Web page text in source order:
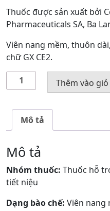
Thuốc được sản xuất bởi
Pharmaceuticals SA, Ba
Viên nang mềm, thuôn
chữ GX CE2.
Thuốc
Avodart
mg
Thêm vào
Mô tả
Mô tả
Nhóm thuốc: Thuốc hỗ
tiết niệu
Dạng bào chế: Viên nang